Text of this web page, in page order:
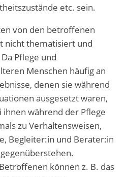
etc. sein.
von den betroffenen
nicht thematisiert und
Pflege und
Menschen häufig an
denen sie während
ausgesetzt waren,
während der Pflege
zu Verhaltensweisen,
Begleiter:in und Berater:in
können z. B. das